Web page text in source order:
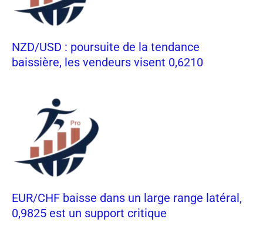
NZD/USD : poursuite de la tendance
baissière, les vendeurs visent 0,6210
EUR/CHF baisse dans un large range latéral,
0,9825 est un support critique